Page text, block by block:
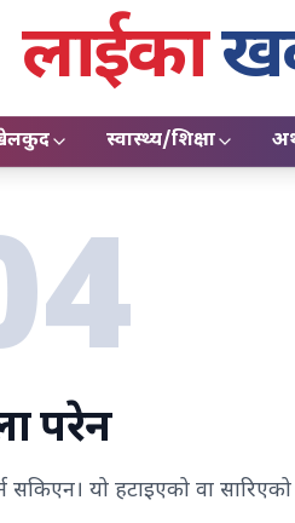
लाईका
स्वास्थ्य/शिक्षा
परेन
सकिएन। यो हटाइएको वा